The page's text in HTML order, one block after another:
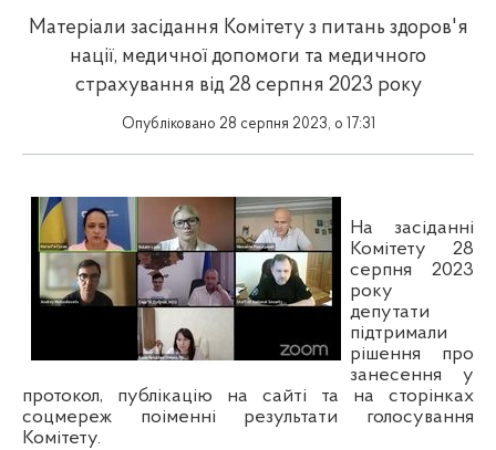
Матеріали засідання Комітету з питань здоров'я
нації, медичної допомоги та медичного
страхування від 28 серпня 2023 року
Опубліковано 28 серпня 2023, о 17:31
На засіданні
Комітету 28
серпня 2023
року
депутати
підтримали
рішення про
занесення у
протокол, публікацію на сайті та на сторінках
соцмереж поіменні результати голосування
Комітету.